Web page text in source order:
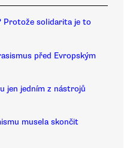
Protože solidarita je to
před Evropským
jen jedním z nástrojů
musela skončit